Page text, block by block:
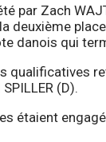
par Zach
deuxième
danois qui
qualificatives
(D).
étaient